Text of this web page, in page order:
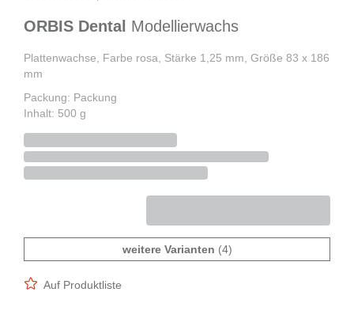
ORBIS Dental Modellierwachs
Plattenwachse, Farbe rosa, Stärke 1,25 mm, Größe 83 x 186
mm
Packung: Packung
Inhalt: 500 g
weitere Varianten (4)
Auf Produktliste